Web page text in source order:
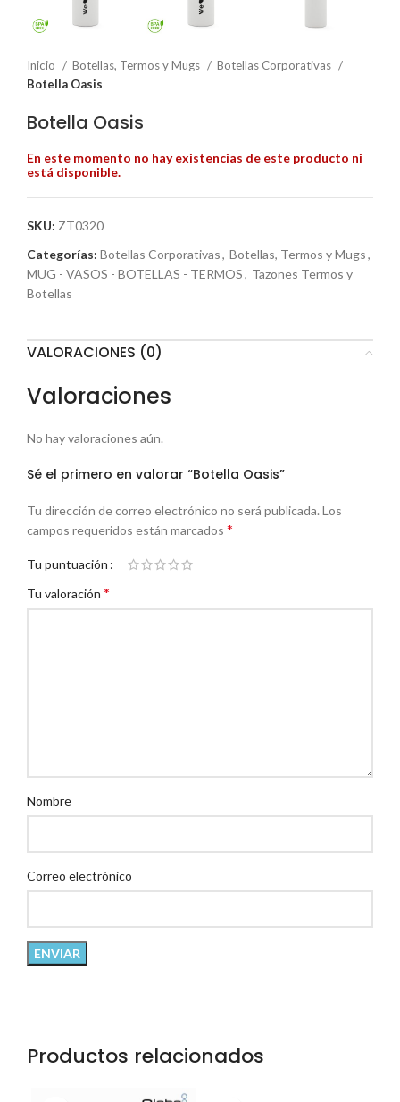
Inicio Botellas, Termos y Mugs
Botellas Corporativas
Botella Oasis
Botella Oasis
En este momento no hay existencias de este producto ni
está disponible.
SKU: ZT0320
Categorías: Botellas Corporativas, Botellas, Termos y Mugs,
MUG - VASOS - BOTELLAS - TERMOS, Tazones Termos y
Botellas
VALORACIONES (0)
Valoraciones
No hay valoraciones aún.
Sé el primero en valorar “Botella Oasis”
Tu dirección de correo electrónico no será publicada. Los
campos requeridos están marcados *
Tu puntuación
Tu valoración *
Nombre
Correo electrónico
Productos relacionados